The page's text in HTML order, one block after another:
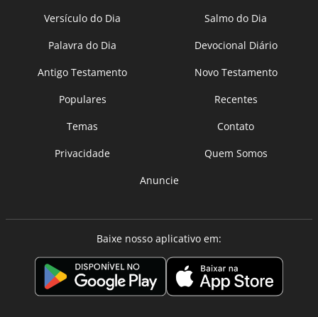
Versículo do Dia
Salmo do Dia
Palavra do Dia
Devocional Diário
Antigo Testamento
Novo Testamento
Populares
Recentes
Temas
Contato
Privacidade
Quem Somos
Anuncie
Baixe nosso aplicativo em: